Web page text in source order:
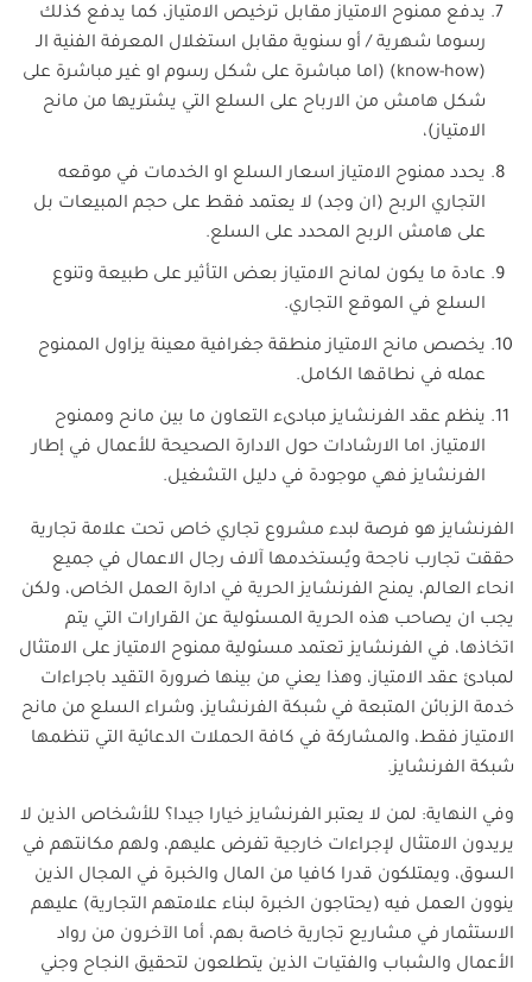
يدفع ممنوح الامتياز مقابل ترخيص الامتياز، كما يدفع كذلك
رسوما شهرية / أو سنوية مقابل استغلال المعرفة الفنية الـ
(know-how) (اما مباشرة على شكل رسوم او غير مباشرة على
شكل هامش من الارباح على السلع التي يشتريها من مانح
الامتياز)،
يحدد ممنوح الامتياز اسعار السلع او الخدمات في موقعه
التجاري الربح (ان وجد) لا يعتمد فقط على حجم المبيعات بل
على هامش الربح المحدد على السلع.
عادة ما يكون لمانح الامتياز بعض التأثير على طبيعة وتنوع
السلع في الموقع التجاري.
يخصص مانح الامتياز منطقة جغرافية معينة يزاول الممنوح
عمله في نطاقها الكامل.
ينظم عقد الفرنشايز مبادىء التعاون ما بين مانح وممنوح
الامتياز، اما الارشادات حول الادارة الصحيحة للأعمال في إطار
الفرنشايز فهي موجودة في دليل التشغيل.
الفرنشايز هو فرصة لبدء مشروع تجاري خاص تحت علامة تجارية
حققت تجارب ناجحة ويُستخدمها آلاف رجال الاعمال في جميع
انحاء العالم، يمنح الفرنشايز الحرية في ادارة العمل الخاص، ولكن
يجب ان يصاحب هذه الحرية المسئولية عن القرارات التي يتم
اتخاذها، في الفرنشايز تعتمد مسئولية ممنوح الامتياز على الامتثال
لمبادئ عقد الامتياز، وهذا يعني من بينها ضرورة التقيد باجراءات
خدمة الزبائن المتبعة في شبكة الفرنشايز، وشراء السلع من مانح
الامتياز فقط، والمشاركة في كافة الحملات الدعائية التي تنظمها
شبكة الفرنشايز.
وفي النهاية: لمن لا يعتبر الفرنشايز خيارا جيدا؟ للأشخاص الذين لا
يريدون الامتثال لإجراءات خارجية تفرض عليهم، ولهم مكانتهم في
السوق، ويمتلكون قدرا كافيا من المال والخبرة في المجال الذين
ينوون العمل فيه (يحتاجون الخبرة لبناء علامتهم التجارية) عليهم
الاستثمار في مشاريع تجارية خاصة بهم، أما الآخرون من رواد
الأعمال والشباب والفتيات الذين يتطلعون لتحقيق النجاح وجني